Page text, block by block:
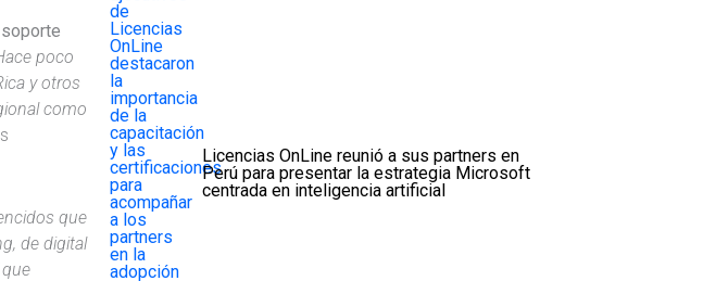
poco
y otros
como
que
de digital
Licencias OnLine reunió a sus partners en
Perú para presentar la estrategia Microsoft
centrada en inteligencia artificial